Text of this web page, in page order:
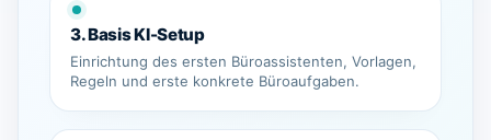
3. Basis KI-Setup
Einrichtung des ersten Büroassistenten, Vorlagen,
Regeln und erste konkrete Büroaufgaben.